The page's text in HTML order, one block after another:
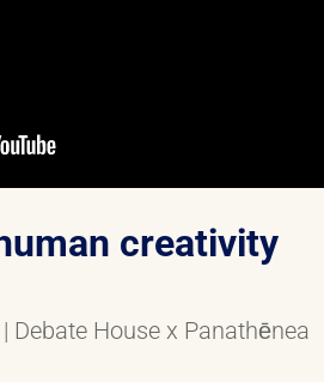
creativity
Debate House x Panathēnea